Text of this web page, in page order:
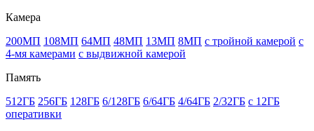
Камера
200МП 108МП 64МП 48МП 13МП 8МП с тройной камерой с
4-мя камерами с выдвижной камерой
Память
512ГБ 256ГБ 128ГБ 6/128ГБ 6/64ГБ 4/64ГБ 2/32ГБ с 12ГБ
оперативки